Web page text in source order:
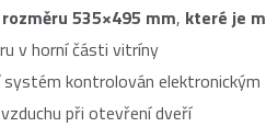
535×495 mm, které je
v horní části vitríny
kontrolován
při otevření dveří